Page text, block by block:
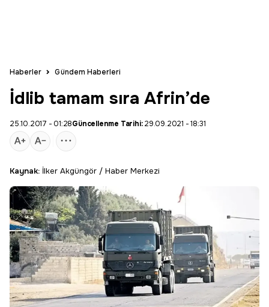
Haberler Gündem Haberleri
İdlib tamam sıra Afrin’de
25.10.2017 - 01:28Güncellenme Tarihi:29.09.2021 - 18:31
Kaynak: İlker Akgüngör / Haber Merkezi